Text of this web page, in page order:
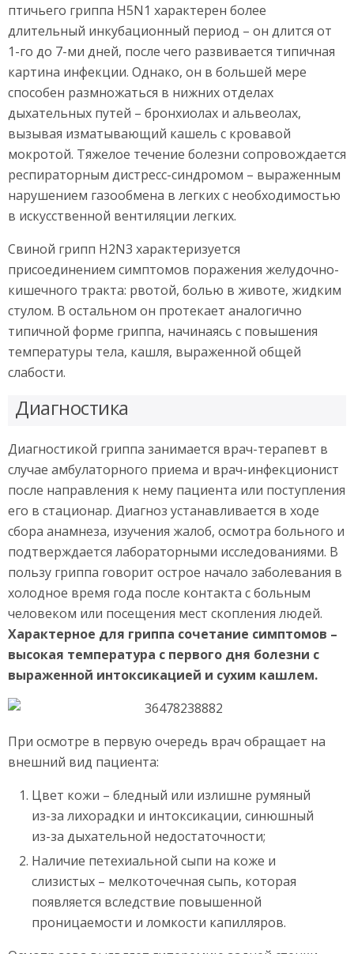
птичьего гриппа H5N1 характерен более
длительный инкубационный период – он длится от
1-го до 7-ми дней, после чего развивается типичная
картина инфекции. Однако, он в большей мере
способен размножаться в нижних отделах
дыхательных путей – бронхиолах и альвеолах,
вызывая изматывающий кашель с кровавой
мокротой. Тяжелое течение болезни сопровождается
респираторным дистресс-синдромом – выраженным
нарушением газообмена в легких с необходимостью
в искусственной вентиляции легких.
Свиной грипп H2N3 характеризуется
присоединением симптомов поражения желудочно-
кишечного тракта: рвотой, болью в животе, жидким
стулом. В остальном он протекает аналогично
типичной форме гриппа, начинаясь с повышения
температуры тела, кашля, выраженной общей
слабости.
Диагностика
Диагностикой гриппа занимается врач-терапевт в
случае амбулаторного приема и врач-инфекционист
после направления к нему пациента или поступления
его в стационар. Диагноз устанавливается в ходе
сбора анамнеза, изучения жалоб, осмотра больного и
подтверждается лабораторными исследованиями. В
пользу гриппа говорит острое начало заболевания в
холодное время года после контакта с больным
человеком или посещения мест скопления людей.
Характерное для гриппа сочетание симптомов –
высокая температура с первого дня болезни с
выраженной интоксикацией и сухим кашлем.
При осмотре в первую очередь врач обращает на
внешний вид пациента:
Цвет кожи – бледный или излишне румяный
из-за лихорадки и интоксикации, синюшный
из-за дыхательной недостаточности;
Наличие петехиальной сыпи на коже и
слизистых – мелкоточечная сыпь, которая
появляется вследствие повышенной
проницаемости и ломкости капилляров.